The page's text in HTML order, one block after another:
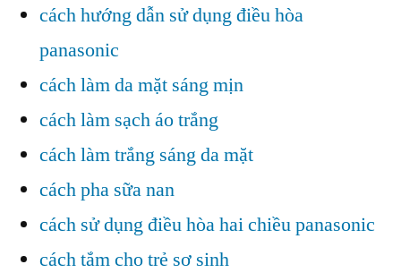
cách hướng dẫn sử dụng điều hòa
panasonic
cách làm da mặt sáng mịn
cách làm sạch áo trắng
cách làm trắng sáng da mặt
cách pha sữa nan
cách sử dụng điều hòa hai chiều panasonic
cách tắm cho trẻ sơ sinh